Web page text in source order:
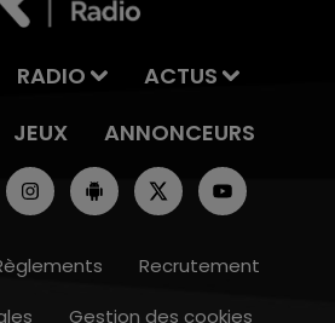
RADIO
ACTUS
JEUX ANNONCEURS
Recrutement
Gestion des cookies